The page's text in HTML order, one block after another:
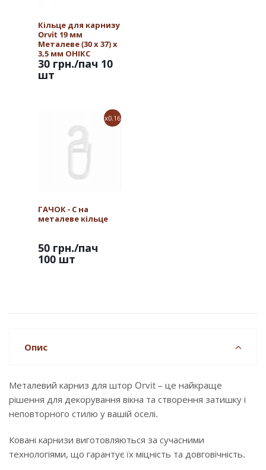
Кільце для карнизу
Orvit 19 мм
Металеве (30 х 37) х
3,5 мм ОНІКС
30 грн./пач 10
шт
x0.16
ГАЧОК - С на
металеве кільце
50 грн./пач
100 шт
Опис
Металевий карниз для штор Orvit – це найкраще
рішення для декорування вікна та створення затишку і
неповторного стилю у вашій оселі.
Ковані карнизи виготовляються за сучасними
технологіями, що гарантує їх міцність та довговічність.